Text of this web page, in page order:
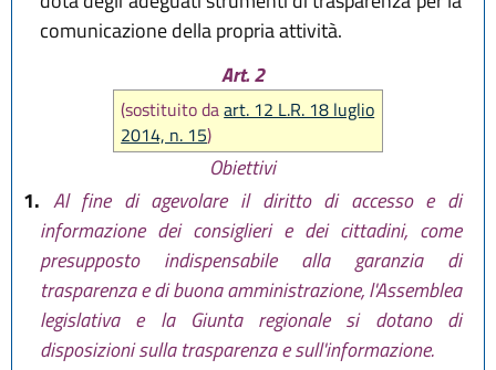
comunicazione della propria attività.
Art. 2
(sostituito daart. 12 L.R. 18 luglio
2014, n. 15)
Obiettivi
1. Al fine di agevolare il diritto di accesso e di
informazione dei consiglieri e dei cittadini, come
presupposto indispensabile alla garanzia di
trasparenza e di buona amministrazione, l'Assemblea
legislativa e la Giunta regionale si dotano di
disposizioni sulla trasparenza e sull'informazione.